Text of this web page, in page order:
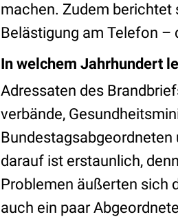
machen. Zudem berichtet
Belästigung am Telefon –
In welchem Jahrhundert
Adressaten des
verbände,
darauf ist erstaunlich,
Problemen äußerten sich
auch ein paar